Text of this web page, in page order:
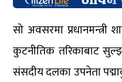
सो अवसरमा
कुटनीतिक तरिकाबाट
संसदीय दलका उपनेता